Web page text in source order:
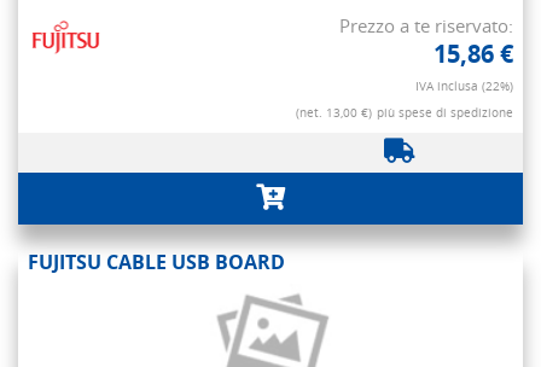
Prezzo a te riservato:
15,86 €
IVA inclusa (22%)
(net. 13,00 €) più spese di spedizione
FUJITSU CABLE USB BOARD